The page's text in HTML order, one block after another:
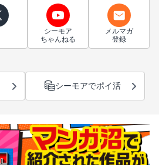
シーモア
ちゃんねる
メルマガ
登録
シーモアでポイ活